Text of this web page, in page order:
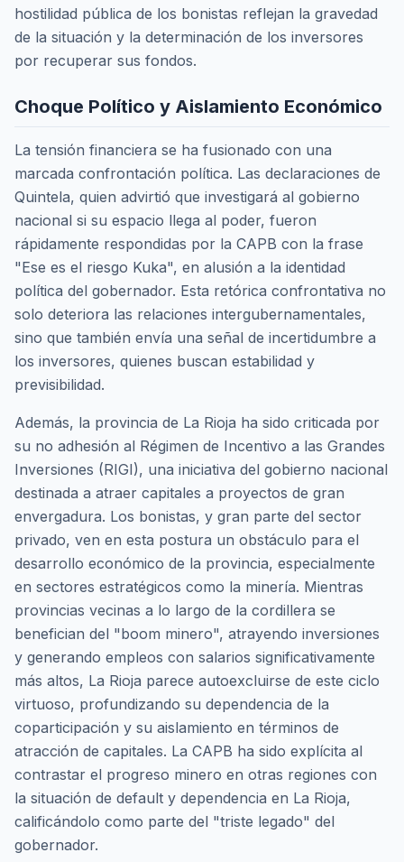
hostilidad pública de los bonistas reflejan la gravedad
de la situación y la determinación de los inversores
por recuperar sus fondos.
Choque Político y Aislamiento Económico
La tensión financiera se ha fusionado con una
marcada confrontación política. Las declaraciones de
Quintela, quien advirtió que investigará al gobierno
nacional si su espacio llega al poder, fueron
rápidamente respondidas por la CAPB con la frase
"Ese es el riesgo Kuka", en alusión a la identidad
política del gobernador. Esta retórica confrontativa no
solo deteriora las relaciones intergubernamentales,
sino que también envía una señal de incertidumbre a
los inversores, quienes buscan estabilidad y
previsibilidad.
Además, la provincia de La Rioja ha sido criticada por
su no adhesión al Régimen de Incentivo a las Grandes
Inversiones (RIGI), una iniciativa del gobierno nacional
destinada a atraer capitales a proyectos de gran
envergadura. Los bonistas, y gran parte del sector
privado, ven en esta postura un obstáculo para el
desarrollo económico de la provincia, especialmente
en sectores estratégicos como la minería. Mientras
provincias vecinas a lo largo de la cordillera se
benefician del "boom minero", atrayendo inversiones
y generando empleos con salarios significativamente
más altos, La Rioja parece autoexcluirse de este ciclo
virtuoso, profundizando su dependencia de la
coparticipación y su aislamiento en términos de
atracción de capitales. La CAPB ha sido explícita al
contrastar el progreso minero en otras regiones con
la situación de default y dependencia en La Rioja,
calificándolo como parte del "triste legado" del
gobernador.